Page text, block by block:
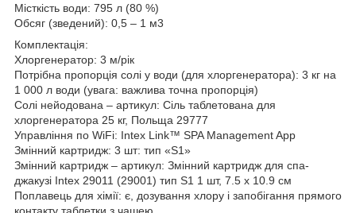
Місткість води: 795 л (80 %)
Обсяг (зведений): 0,5 – 1 м3
Комплектація:
Хлоргенератор: 3 м/рік
Потрібна пропорція солі у води (для хлоргенератора): 3 кг на
1 000 л води (увага: важлива точна пропорція)
Солі нейодована – артикул: Сіль таблетована для
хлоргенератора 25 кг, Польща 29777
Управління по WiFi: Intex Link™ SPA Management App
Змінний картридж: 3 шт: тип «S1»
Змінний картридж – артикул: Змінний картридж для спа-
джакузі Intex 29011 (29001) тип S1 1 шт, 7.5 х 10.9 см
Поплавець для хімії: є, дозування хлору і запобігання прямого
контакту таблетки з чашею